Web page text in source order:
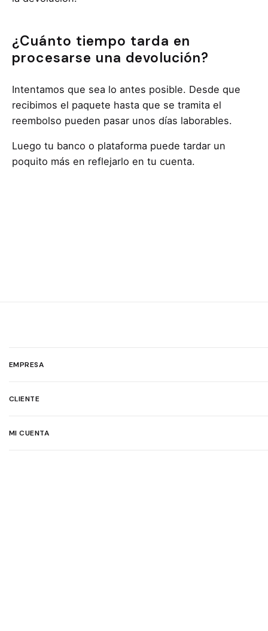
¿Cuánto tiempo tarda en
procesarse una devolución?
Intentamos que sea lo antes posible. Desde que
recibimos el paquete hasta que se tramita el
reembolso pueden pasar unos días laborables.
Luego tu banco o plataforma puede tardar un
poquito más en reflejarlo en tu cuenta.
EMPRESA
CLIENTE
MI CUENTA